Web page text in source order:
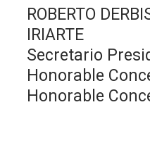
ROBERTO
IRIARTE
Secretario
Honorable
Honorable